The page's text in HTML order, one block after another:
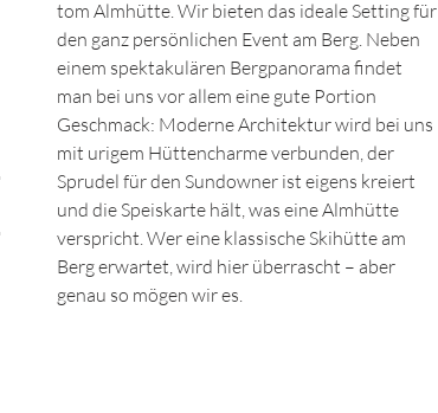
tom Almhütte. Wir bieten das ideale Setting für
den ganz persönlichen Event am Berg. Neben
einem spektakulären Bergpanorama findet
man bei uns vor allem eine gute Portion
Geschmack: Moderne Architektur wird bei uns
mit urigem Hüttencharme verbunden, der
Sprudel für den Sundowner ist eigens kreiert
und die Speiskarte hält, was eine Almhütte
verspricht. Wer eine klassische Skihütte am
Berg erwartet, wird hier überrascht – aber
genau so mögen wir es.